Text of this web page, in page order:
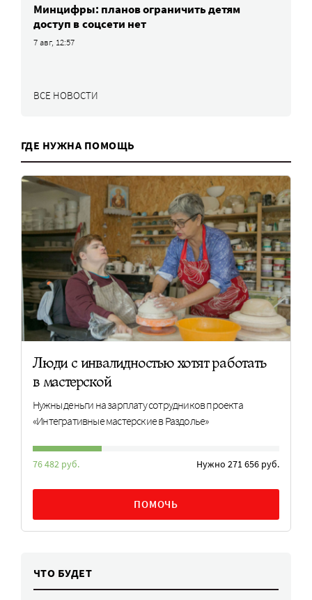
Минцифры: планов ограничить детям
доступ в соцсети нет
7 авг, 12:57
ВСЕ НОВОСТИ
ГДЕ НУЖНА ПОМОЩЬ
Люди с инвалидностью хотят работать
в мастерской
Нужны деньги на зарплату сотрудников проекта
«Интегративные мастерские в Раздолье»
76 482 руб. Нужно 271 656 руб.
ПОМОЧЬ
ЧТО БУДЕТ